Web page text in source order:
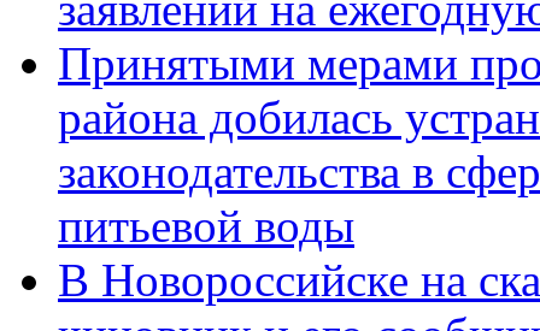
Принятыми мерами
района добилась
законодательства в
питьевой воды
В Новороссийске на